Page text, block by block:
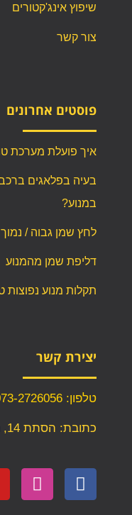
שיפוץ אינג'קטורים
צור קשר
פוסטים אחרונים
איך פועלת מערכת
בעיה בפלאגים
במנוע?
לחץ שמן גבוה /
דליפת שמן מהמנוע
תקלות מנוע נפוצות
יצירת קשר
טלפון: 073-2726056
כתובת: הסתת 14, חולון